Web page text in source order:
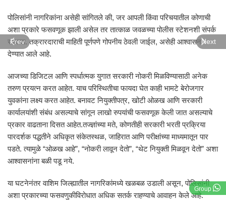
Group
पोलिसांनी नागरिकांना असेही सांगितले की, जर आपली किंवा परिचयातील कोणाची
अशा प्रकारे फसवणूक झाली असेल तर तात्काळ जवळच्या पोलीस स्टेशनशी संपर्क
साधावा. तक्रारदाराची माहिती पूर्णपणे गोपनीय ठेवली जाईल, असेही आश्वासन
देण्यात आले आहे.
आजच्या डिजिटल आणि स्पर्धात्मक युगात सरकारी नोकरी मिळविण्यासाठी अनेक
तरुण प्रयत्न करत आहेत. याच परिस्थितीचा फायदा घेत काही भामटे बेरोजगार
युवकांना लक्ष्य करत आहेत. बनावट नियुक्तीपत्र, खोटी ओळख आणि सरकारी
कार्यालयांशी संबंध असल्याचे सांगून लाखो रुपयांची फसवणूक केली जात असल्याचे
प्रकार वाढताना दिसत आहेत.तज्ज्ञांच्या मते, कोणतीही सरकारी भरती प्रक्रिया
पारदर्शक पद्धतीने अधिकृत संकेतस्थळ, जाहिरात आणि परीक्षांच्या माध्यमातून पार
पडते. त्यामुळे “ओळख आहे”, “नोकरी लावून देतो”, “थेट नियुक्ती मिळवून देतो” अशा
आश्वासनांना बळी पडू नये.
या घटनेनंतर वाशिम जिल्ह्यातील नागरिकांमध्ये खळबळ उडाली असून, पोलिसांनी
अशा प्रकारच्या फसवणुकीविरोधात अधिक सतर्क राहण्याचे आवाहन केले आहे.
Prev Next